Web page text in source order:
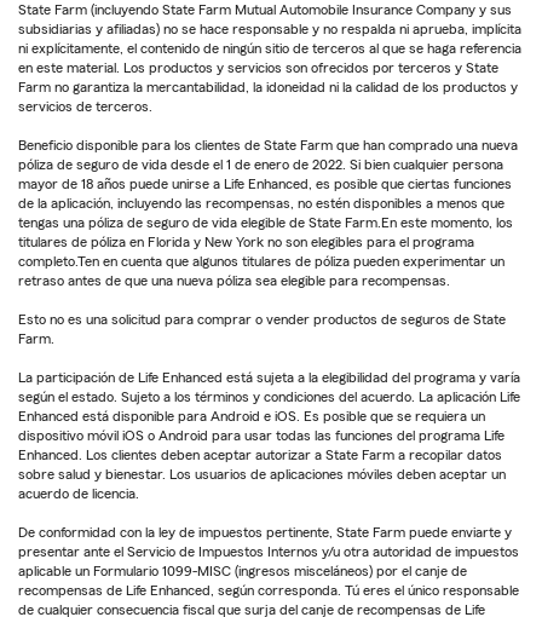
State Farm (incluyendo State Farm Mutual Automobile Insurance Company y sus
subsidiarias y afiliadas) no se hace responsable y no respalda ni aprueba, implícita
ni explícitamente, el contenido de ningún sitio de terceros al que se haga referencia
en este material. Los productos y servicios son ofrecidos por terceros y State
Farm no garantiza la mercantabilidad, la idoneidad ni la calidad de los productos y
servicios de terceros.
Beneficio disponible para los clientes de State Farm que han comprado una nueva
póliza de seguro de vida desde el 1 de enero de 2022. Si bien cualquier persona
mayor de 18 años puede unirse a Life Enhanced, es posible que ciertas funciones
de la aplicación, incluyendo las recompensas, no estén disponibles a menos que
tengas una póliza de seguro de vida elegible de State Farm.En este momento, los
titulares de póliza en Florida y New York no son elegibles para el programa
completo.Ten en cuenta que algunos titulares de póliza pueden experimentar un
retraso antes de que una nueva póliza sea elegible para recompensas.
Esto no es una solicitud para comprar o vender productos de seguros de State
Farm.
La participación de Life Enhanced está sujeta a la elegibilidad del programa y varía
según el estado. Sujeto a los términos y condiciones del acuerdo. La aplicación Life
Enhanced está disponible para Android e iOS. Es posible que se requiera un
dispositivo móvil iOS o Android para usar todas las funciones del programa Life
Enhanced. Los clientes deben aceptar autorizar a State Farm a recopilar datos
sobre salud y bienestar. Los usuarios de aplicaciones móviles deben aceptar un
acuerdo de licencia.
De conformidad con la ley de impuestos pertinente, State Farm puede enviarte y
presentar ante el Servicio de Impuestos Internos y/u otra autoridad de impuestos
aplicable un Formulario 1099-MISC (ingresos misceláneos) por el canje de
recompensas de Life Enhanced, según corresponda. Tú eres el único responsable
de cualquier consecuencia fiscal que surja del canje de recompensas de Life